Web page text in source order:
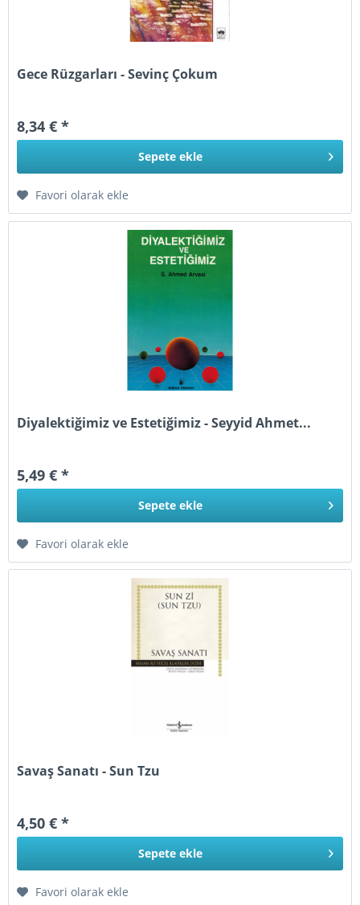
Gece Rüzgarları - Sevinç Çokum
8,34 € *
Sepete ekle
Favori olarak ekle
Diyalektiğimiz ve Estetiğimiz - Seyyid Ahmet...
5,49 € *
Sepete ekle
Favori olarak ekle
Savaş Sanatı - Sun Tzu
4,50 € *
Sepete ekle
Favori olarak ekle